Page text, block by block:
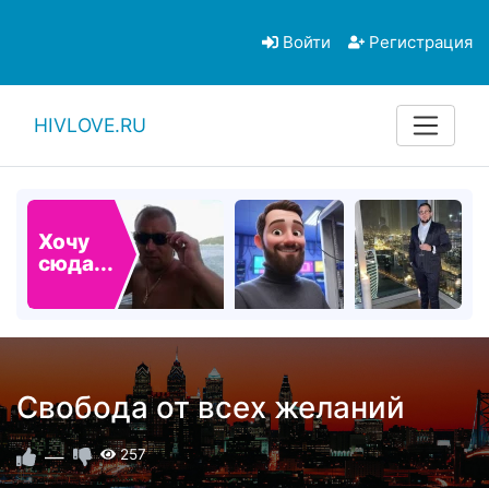
Войти Регистрация
HIVLOVE.RU
Хочу
сюда...
Свобода от всех желаний
— 257